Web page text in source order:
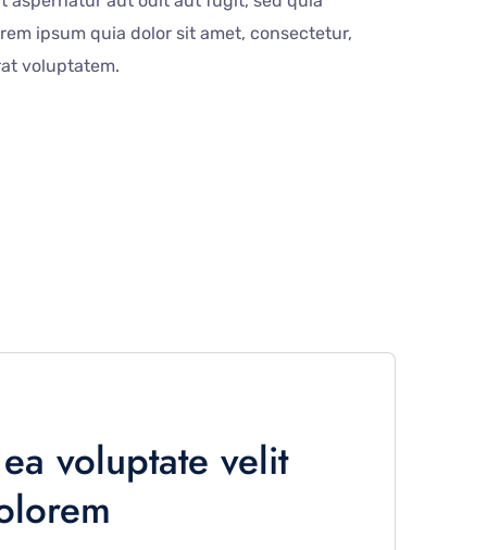
ipsum quia dolor sit amet, consectetur,
voluptatem.
voluptate velit